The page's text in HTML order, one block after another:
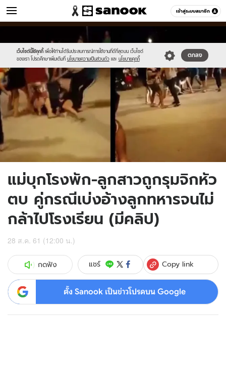
เข้าสู่ระบบสมาชิก
ข่าว หมวดอื่นๆ
เว็บไซต์นี้ใช้คุกกี้ เพื่อให้ท่านได้รับประสบการณ์การใช้งานที่ดีที่สุดบน เว็บไซต์
ของเรา โปรดศึกษาเพิ่มเติมที่ นโยบายความเป็นส่วนตัว และ นโยบายคุกกี้
ตกลง
//s.isanook.com/sr/0/images/logo-
new-
sanook.png
//s.isanook.com/ns/0/ud/1498/7490182/a.jpg
แม่บุกโรงพัก-ลูกสาวถูกรุมจิกหัว
ตบ คู่กรณีเบ่งอ้างลูกทหารจนไม่
กล้าไปโรงเรียน (มีคลิป)
28 ส.ค. 61 (12:00 น.)
กดฟัง แชร์ Copy link
ตั้ง Sanook เป็นข่าวโปรดบน Google